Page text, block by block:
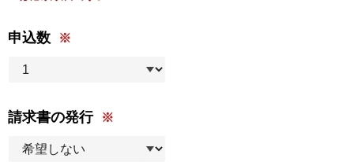
申込数
請求書の発行